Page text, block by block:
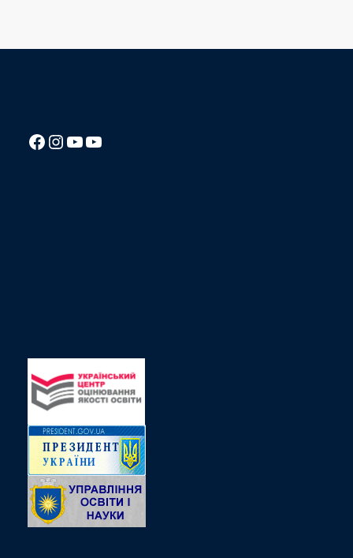
Посилання на Facebook сторінку ліцею
Instagram
Посилання на YouTube канал ліцеюПосилання на YouTube канал ліцею